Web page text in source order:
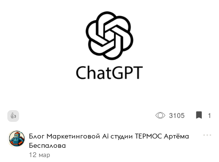
3105 1
Блог Маркетинговой Ai студии ТЕРМОС Артёма
Беспалова
12 мар